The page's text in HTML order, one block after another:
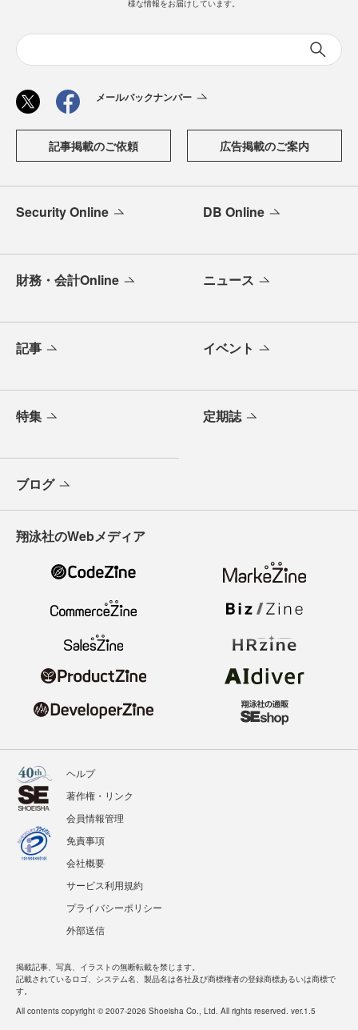
様な情報をお届けしています。
メールバックナンバー
記事掲載のご依頼 広告掲載のご案内
Security Online DB Online
財務・会計Online ニュース
記事 イベント
特集 定期誌
ブログ
翔泳社のWebメディア
ヘルプ
著作権・リンク
会員情報管理
免責事項
会社概要
サービス利用規約
プライバシーポリシー
外部送信
掲載記事、写真、イラストの無断転載を禁じます。
記載されているロゴ、システム名、製品名は各社及び商標権者の登録商標あるいは商標で
す。
All contents copyright © 2007-2026 Shoeisha Co., Ltd. All rights reserved. ver.1.5